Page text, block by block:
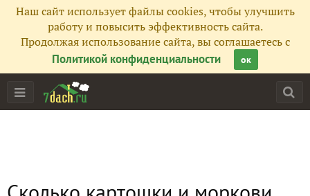
Наш сайт использует файлы cookies, чтобы улучшить
работу и повысить эффективность сайта.
Продолжая использование сайта, вы соглашаетесь с
Политикой конфиденциальности
ок